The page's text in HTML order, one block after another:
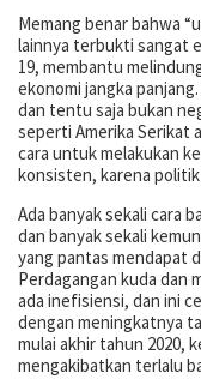
Memang benar bahwa
lainnya terbukti sangat
19, membantu
ekonomi jangka
dan tentu saja bukan
seperti Amerika Serikat
cara untuk melakukan
konsisten, karena
Ada banyak sekali cara
dan banyak sekali
yang pantas mendapat
Perdagangan kuda dan
ada inefisiensi, dan ini
dengan meningkatnya
mulai akhir tahun 2020,
mengakibatkan terlalu